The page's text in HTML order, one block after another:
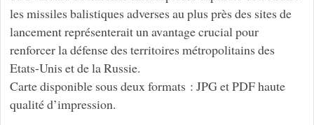
les missiles balistiques adverses au plus près des sites de
lancement représenterait un avantage crucial pour
renforcer la défense des territoires métropolitains des
Etats-Unis et de la Russie.
Carte disponible sous deux formats : JPG et PDF haute
qualité d’impression.